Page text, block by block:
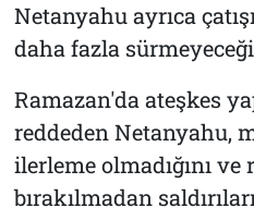
Netanyahu ayrıca
daha fazla
Ramazan'da ateşkes
reddeden Netanyahu,
ilerleme olmadığını
bırakılmadan